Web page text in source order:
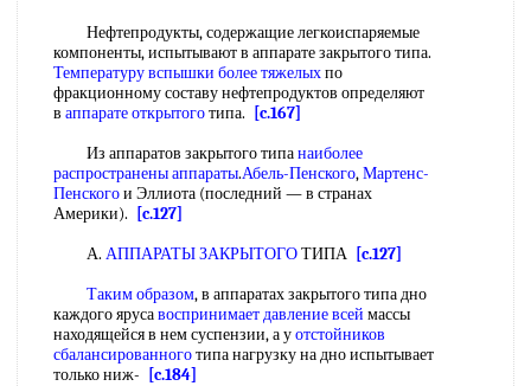
Нефтепродукты, содержащие легкоиспаряемые
компоненты, испытывают в аппарате закрытого типа.
Температуру вспышки более тяжелыхпо
фракционному составу нефтепродуктов определяют
в аппарате открытоготипа.
[c.167]
Из аппаратов закрытого типанаиболее
распространены аппараты.Абель-Пенского,Мартенс-
Пенскогои Эллиота (последний — в странах
Америки).
[c.127]
А. АППАРАТЫ ЗАКРЫТОГОТИПА [c.127]
Таким образом, в аппаратах закрытого типа дно
каждого ярусавоспринимает давлениевсей массы
находящейся в нем суспензии, а уотстойников
сбалансированноготипа нагрузку на дно испытывает
только ниж-
[c.184]